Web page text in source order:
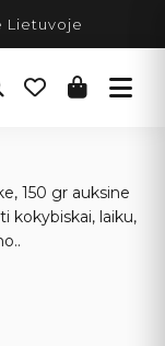
Lietuvoje
150 gr auksine
kokybiskai, laiku,